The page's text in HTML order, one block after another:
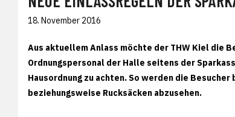
18. November 2016
Aus aktuellem Anlass möchte der THW Kiel die
Ordnungspersonal der Halle seitens der
Hausordnung zu achten. So werden die
beziehungsweise Rucksäcken abzusehen.